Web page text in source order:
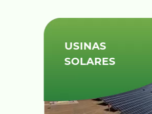
USINAS
SOLARES